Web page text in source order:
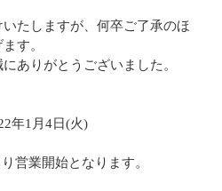
たしますが、何卒ご了承のほ
す。
ありがとうございました。
年1月4日(火)
営業開始となります。